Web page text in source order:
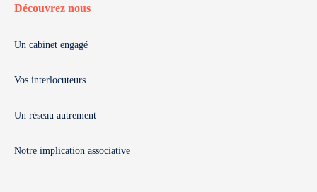
Découvrez nous
Un cabinet engagé
Vos interlocuteurs
Un réseau autrement
Notre implication associative